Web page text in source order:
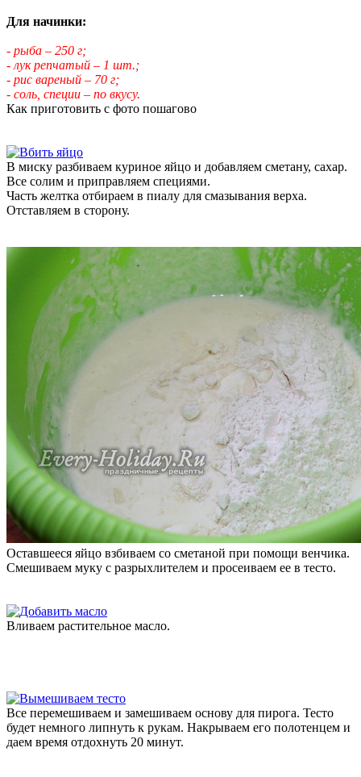
Для начинки:
- рыба – 250 г;
- лук репчатый – 1 шт.;
- рис вареный – 70 г;
- соль, специи – по вкусу.
Как приготовить с фото пошагово
В миску разбиваем куриное яйцо и добавляем сметану, сахар.
Все солим и приправляем специями.
Часть желтка отбираем в пиалу для смазывания верха.
Отставляем в сторону.
Оставшееся яйцо взбиваем со сметаной при помощи венчика.
Смешиваем муку с разрыхлителем и просеиваем ее в тесто.
Вливаем растительное масло.
Все перемешиваем и замешиваем основу для пирога. Тесто
будет немного липнуть к рукам. Накрываем его полотенцем и
даем время отдохнуть 20 минут.